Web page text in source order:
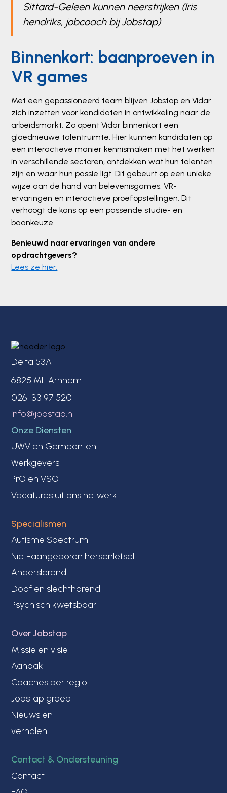
Sittard-Geleen kunnen neerstrijken (Iris
hendriks, jobcoach bij Jobstap)
Binnenkort: baanproeven in
VR games
Met een gepassioneerd team blijven Jobstap en Vidar
zich inzetten voor kandidaten in ontwikkeling naar de
arbeidsmarkt. Zo opent Vidar binnenkort een
gloednieuwe talentruimte. Hier kunnen kandidaten op
een interactieve manier kennismaken met het werken
in verschillende sectoren, ontdekken wat hun talenten
zijn en waar hun passie ligt. Dit gebeurt op een unieke
wijze aan de hand van belevenisgames, VR-
ervaringen en interactieve proefopstellingen. Dit
verhoogt de kans op een passende studie- en
baankeuze.
Benieuwd naar ervaringen van andere
opdrachtgevers?
Lees ze hier.
Delta 53A
6825 ML Arnhem
026-33 97 520
info@jobstap.nl
Onze Diensten
UWV en Gemeenten
Werkgevers
PrO en VSO
Vacatures uit ons netwerk
Specialismen
Autisme Spectrum
Niet-aangeboren hersenletsel
Anderslerend
Doof en slechthorend
Psychisch kwetsbaar
Over Jobstap
Missie en visie
Aanpak
Coaches per regio
Jobstap groep
Nieuws en
verhalen
Contact & Ondersteuning
Contact